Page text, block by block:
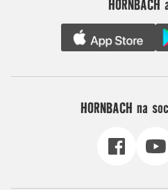
HORNBACH na